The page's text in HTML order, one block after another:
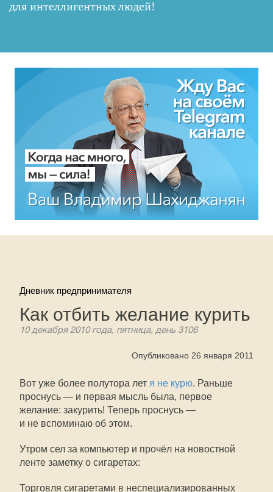
для интеллигентных людей!
Дневник предпринимателя
Как отбить желание курить
10 декабря 2010 года, пятница, день 3106
Опубликовано 26 января 2011
Вот уже более полутора лет я не курю. Раньше
проснусь — и первая мысль была, первое
желание: закурить! Теперь проснусь —
и не вспоминаю об этом.
Утром сел за компьютер и прочёл на новостной
ленте заметку о сигаретах:
Торговля сигаретами в неспециализированных